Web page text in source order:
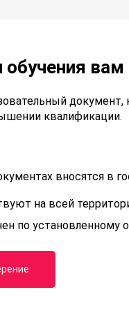
обучения
квалификации.
вносятся в
на всей
по установленному